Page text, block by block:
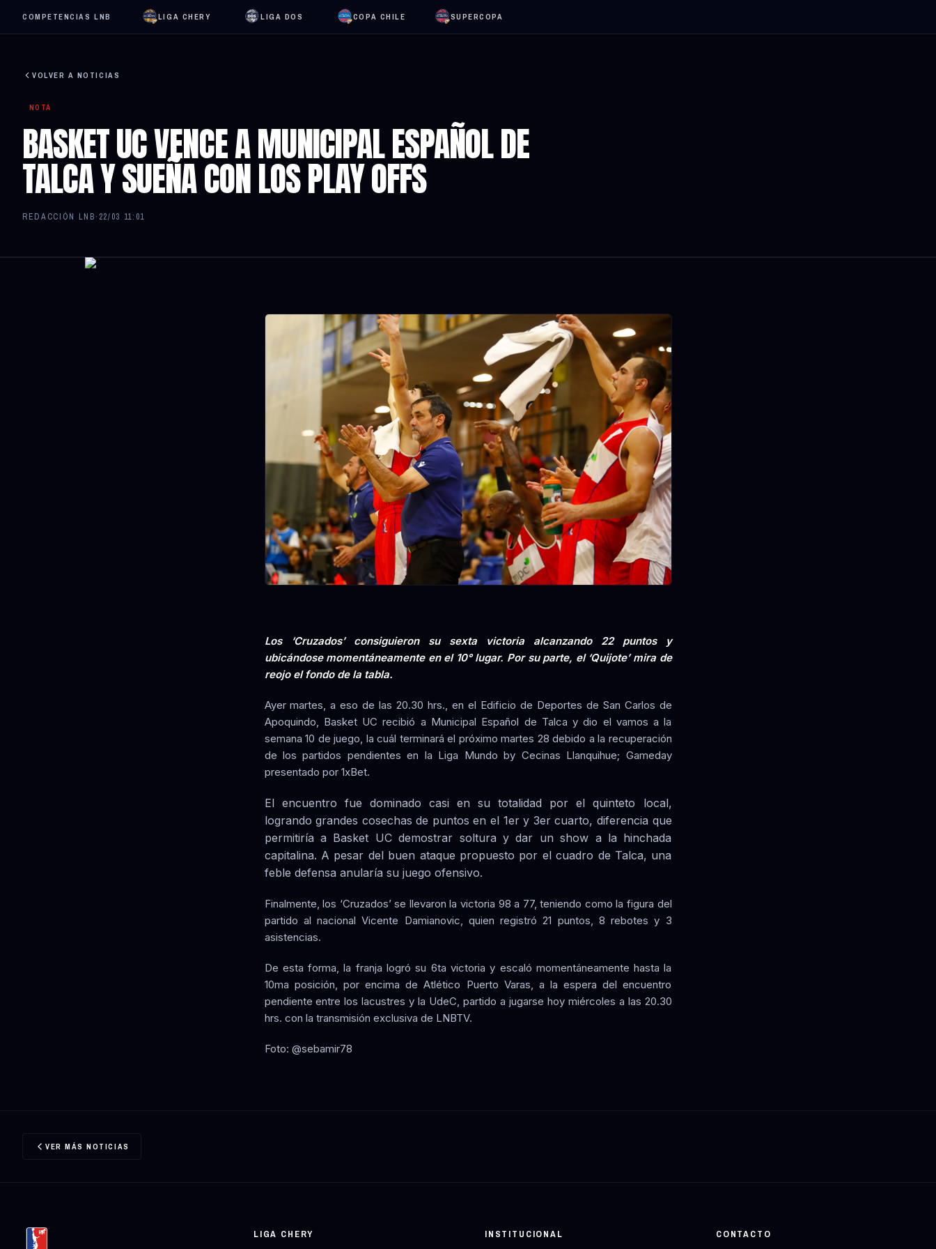
COMPETENCIAS LNB LIGA CHERY LIGA DOS COPA CHILE SUPERCOPA
VOLVER A NOTICIAS
NOTA
BASKET UC VENCE A MUNICIPAL ESPAÑOL DE
TALCA Y SUEÑA CON LOS PLAY OFFS
REDACCIÓN LNB· 22/03 11:01
Los ‘Cruzados’ consiguieron su sexta victoria alcanzando 22 puntos y
ubicándose momentáneamente en el 10° lugar. Por su parte, el ‘Quijote’ mira de
reojo el fondo de la tabla.
Ayer martes, a eso de las 20.30 hrs., en el Edificio de Deportes de San Carlos de
Apoquindo, Basket UC recibió a Municipal Español de Talca y dio el vamos a la
semana 10 de juego, la cuál terminará el próximo martes 28 debido a la recuperación
de los partidos pendientes en la Liga Mundo by Cecinas Llanquihue; Gameday
presentado por 1xBet.
El encuentro fue dominado casi en su totalidad por el quinteto local,
logrando grandes cosechas de puntos en el 1er y 3er cuarto, diferencia que
permitiría a Basket UC demostrar soltura y dar un show a la hinchada
capitalina. A pesar del buen ataque propuesto por el cuadro de Talca, una
feble defensa anularía su juego ofensivo.
Finalmente, los ‘Cruzados’ se llevaron la victoria 98 a 77, teniendo como la figura del
partido al nacional Vicente Damianovic, quien registró 21 puntos, 8 rebotes y 3
asistencias.
De esta forma, la franja logró su 6ta victoria y escaló momentáneamente hasta la
10ma posición, por encima de Atlético Puerto Varas, a la espera del encuentro
pendiente entre los lacustres y la UdeC, partido a jugarse hoy miércoles a las 20.30
hrs. con la transmisión exclusiva de LNBTV.
Foto: @sebamir78
VER MÁS NOTICIAS
LIGA CHERY INSTITUCIONAL CONTACTO